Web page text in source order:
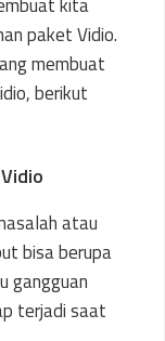
paket Vidio.
membuat
berikut
atau
bisa berupa
gangguan
terjadi saat